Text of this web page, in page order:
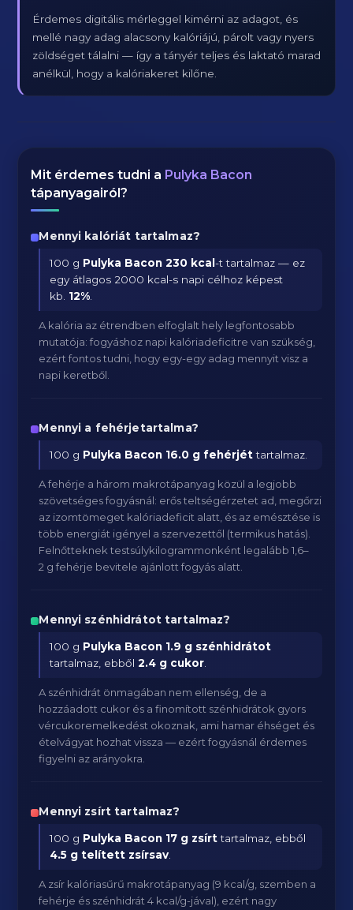
Érdemes digitális mérleggel kimérni az adagot, és
mellé nagy adag alacsony kalóriájú, párolt vagy nyers
zöldséget tálalni — így a tányér teljes és laktató marad
anélkül, hogy a kalóriakeret kilőne.
Mit érdemes tudni a Pulyka Bacon
tápanyagairól?
Mennyi kalóriát tartalmaz?
100 g Pulyka Bacon 230 kcal-t tartalmaz — ez
egy átlagos 2000 kcal-s napi célhoz képest
kb. 12%
A kalória az étrendben elfoglalt hely legfontosabb
mutatója: fogyáshoz napi kalóriadeficitre van szükség,
ezért fontos tudni, hogy egy-egy adag mennyit visz a
napi keretből.
Mennyi a fehérjetartalma?
100 g Pulyka Bacon 16.0 g fehérjéttartalmaz.
A fehérje a három makrotápanyag közül a legjobb
szövetséges fogyásnál: erős teltségérzetet ad, megőrzi
az izomtömeget kalóriadeficit alatt, és az emésztése is
több energiát igényel a szervezettől (termikus hatás).
Felnőtteknek testsúlykilogrammonként legalább 1,6–
2 g fehérje bevitele ajánlott fogyás alatt.
Mennyi szénhidrátot tartalmaz?
100 g Pulyka Bacon 1.9 g szénhidrátot
tartalmaz, ebből2.4 g cukor
A szénhidrát önmagában nem ellenség, de a
hozzáadott cukor és a finomított szénhidrátok gyors
vércukoremelkedést okoznak, ami hamar éhséget és
ételvágyat hozhat vissza — ezért fogyásnál érdemes
figyelni az arányokra.
Mennyi zsírt tartalmaz?
100 g Pulyka Bacon 17 g zsírttartalmaz, ebből
4.5 g telített zsírsav
A zsír kalóriasűrű makrotápanyag (9 kcal/g, szemben a
fehérje és szénhidrát 4 kcal/g-jával), ezért nagy